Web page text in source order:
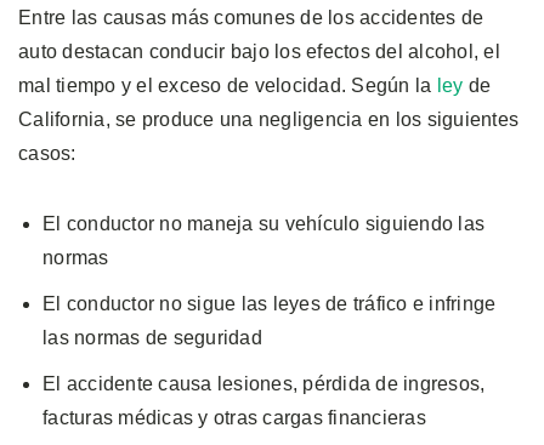
Entre las causas más comunes de los accidentes de
auto destacan conducir bajo los efectos del alcohol, el
mal tiempo y el exceso de velocidad. Según la ley de
California, se produce una negligencia en los siguientes
casos:
El conductor no maneja su vehículo siguiendo las
normas
El conductor no sigue las leyes de tráfico e infringe
las normas de seguridad
El accidente causa lesiones, pérdida de ingresos,
facturas médicas y otras cargas financieras